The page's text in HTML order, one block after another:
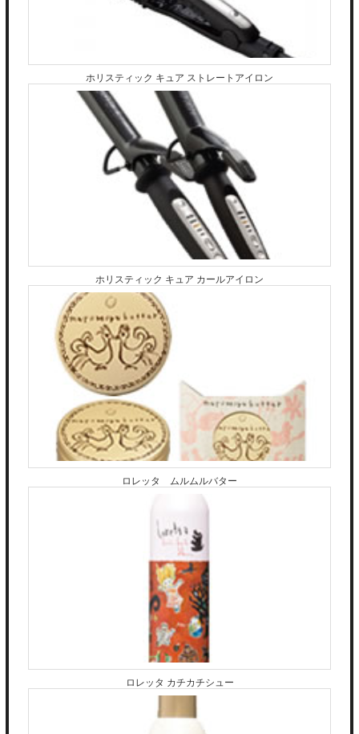
ホリスティック キュア ストレートアイロン
ホリスティック キュア カールアイロン
ロレッタ ムルムルバター
ロレッタ カチカチシュー